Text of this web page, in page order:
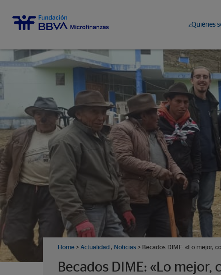
¿Quiénes
Home > Actualidad , Noticias > Becados DIME: «Lo mejor,
Becados DIME: «Lo